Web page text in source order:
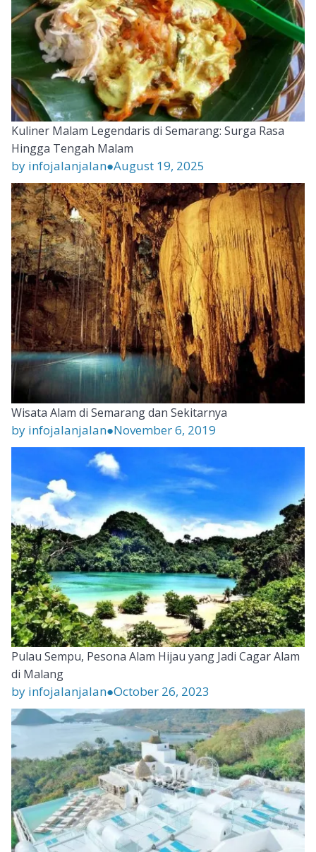
Kuliner Malam Legendaris di Semarang: Surga Rasa
Hingga Tengah Malam
by infojalanjalan●August 19, 2025
Wisata Alam di Semarang dan Sekitarnya
by infojalanjalan●November 6, 2019
Pulau Sempu, Pesona Alam Hijau yang Jadi Cagar Alam
di Malang
by infojalanjalan●October 26, 2023